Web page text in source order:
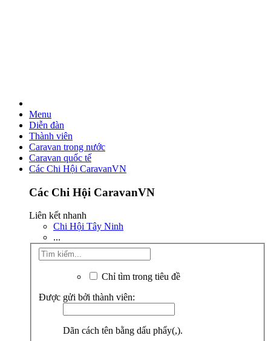
Menu
Diễn đàn
Thành viên
Caravan trong nước
Caravan quốc tế
Các Chi Hội CaravanVN
Các Chi Hội CaravanVN
Liên kết nhanh
Chi Hội Tây Ninh
...
Chỉ tìm trong tiêu đề
Được gửi bởi thành viên:
Dãn cách tên bằng dấu phẩy(,).